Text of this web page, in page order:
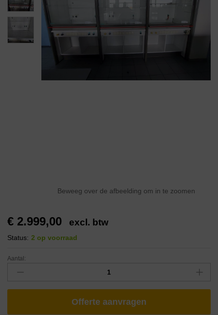
Beweeg over de afbeelding om in te zoomen
€ 2.999,00 excl. btw
Status: 2 op voorraad
Aantal:
Offerte aanvragen